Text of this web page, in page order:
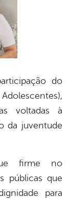
do
voltadas à
da juventude
firme no
públicas que
para